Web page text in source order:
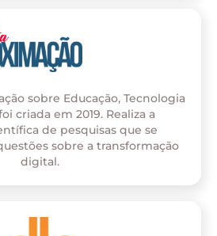
sobre Educação, Tecnologia
criada em 2019. Realiza a
de pesquisas que se
sobre a transformação
digital.